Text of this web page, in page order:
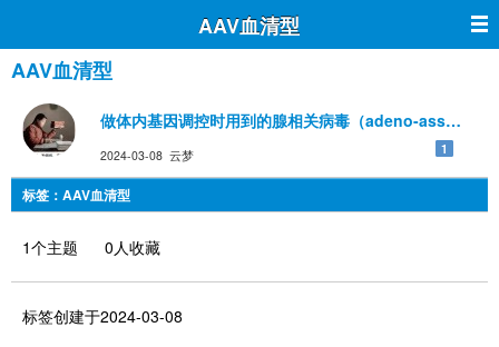
AAV血清型
AAV血清型
做体内基因调控时用到的腺相关病毒（adeno-
2024-03-08 云梦 1
标签：AAV血清型
1个主题 0人收藏
标签创建于2024-03-08